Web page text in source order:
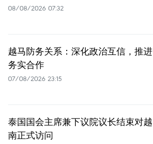
08/08/2026 07:32
越马防务关系：深化政治互信，推进
务实合作
07/08/2026 23:15
泰国国会主席兼下议院议长结束对越
南正式访问